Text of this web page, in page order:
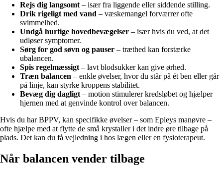
Rejs dig langsomt – især fra liggende eller siddende stilling.
Drik rigeligt med vand – væskemangel forværrer ofte
svimmelhed.
Undgå hurtige hovedbevægelser – især hvis du ved, at det
udløser symptomer.
Sørg for god søvn og pauser – træthed kan forstærke
ubalancen.
Spis regelmæssigt – lavt blodsukker kan give ørhed.
Træn balancen – enkle øvelser, hvor du står på ét ben eller går
på linje, kan styrke kroppens stabilitet.
Bevæg dig dagligt – motion stimulerer kredsløbet og hjælper
hjernen med at genvinde kontrol over balancen.
Hvis du har BPPV, kan specifikke øvelser – som Epleys manøvre –
ofte hjælpe med at flytte de små krystaller i det indre øre tilbage på
plads. Det kan du få vejledning i hos lægen eller en fysioterapeut.
Når balancen vender tilbage